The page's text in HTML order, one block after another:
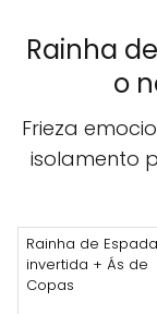
Rainha
o
Frieza
isolamento
Rainha de
invertida + Ás de
Copas